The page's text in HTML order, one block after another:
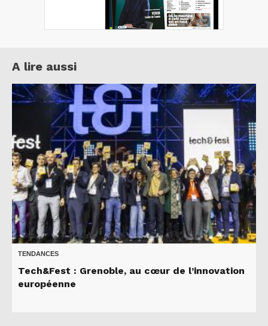
A lire aussi
TENDANCES
Tech&Fest : Grenoble, au cœur de l’innovation
européenne